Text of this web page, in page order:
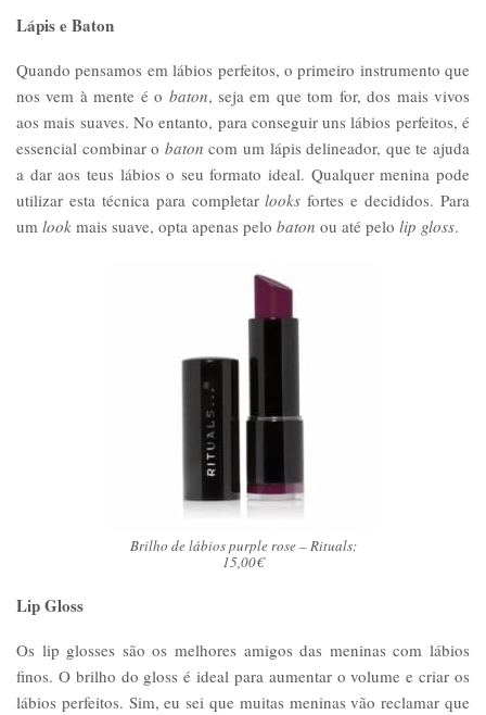
Lápis e Baton
Quando pensamos em lábios perfeitos, o primeiro instrumento que
nos vem à mente é o baton, seja em que tom for, dos mais vivos
aos mais suaves. No entanto, para conseguir uns lábios perfeitos, é
essencial combinar o baton com um lápis delineador, que te ajuda
a dar aos teus lábios o seu formato ideal. Qualquer menina pode
utilizar esta técnica para completarlooks fortes e decididos. Para
um look mais suave, opta apenas pelo baton ou até pelo lip gloss.
Brilho de lábios purple rose – Rituals:
15,00€
Lip Gloss
Os lip glosses são os melhores amigos das meninas com lábios
finos. O brilho do gloss é ideal para aumentar o volume e criar os
lábios perfeitos. Sim, eu sei que muitas meninas vão reclamar que